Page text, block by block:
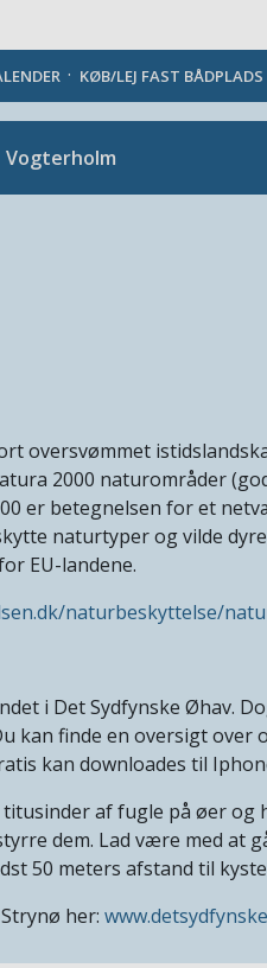
KØB/LEJ FAST BÅDPLADS
Vogterholm
oversvømmet
2000 naturområder
er betegnelsen for et
naturtyper og vilde
EU-landene.
naturbeskyttelse/
i Det Sydfynske Øhav.
kan finde en oversigt over
kan downloades til
af fugle på øer og
dem. Lad være med at
50 meters afstand til
her: